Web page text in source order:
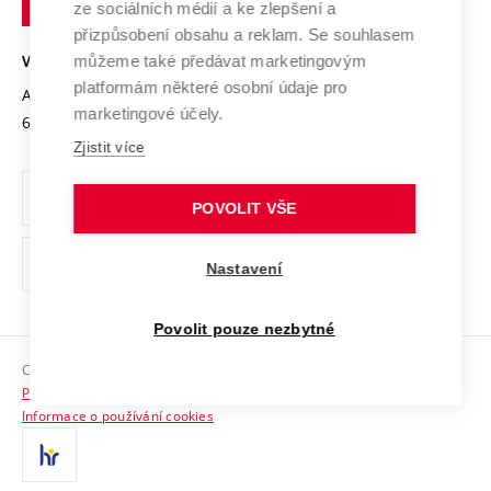
Open Science
Projekty
Projekty ze strukturálních fondů
Specifický výzkum
Mezinárodní dohody
Univerzitní sítě
Bezpečná univerzita
Vyznamenání
Organizační struktura
Ochrana osobních údajů
odkaz)
Sociální bezpečí
HR Award
Kontakty
VYSOKÉ UČENÍ TECHNICKÉ V BRNĚ
Antonínská 548/1
602 00 Brno
www.vut.cz
vut@vutbr.cz
Copyright © 2026 VUT
Prohlášení o přístupnosti
Informace o používání cookies
ze sociálních médií a ke zlepšení a
přizpůsobení obsahu a reklam. Se souhlasem
můžeme také předávat marketingovým
platformám některé osobní údaje pro
marketingové účely.
Zjistit více
POVOLIT VŠE
Nastavení
Povolit pouze nezbytné